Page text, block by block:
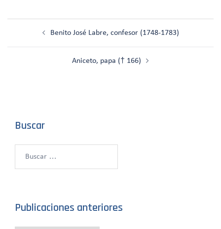
Benito José Labre, confesor (1748-1783)
Aniceto, papa († 166)
Buscar
Publicaciones anteriores